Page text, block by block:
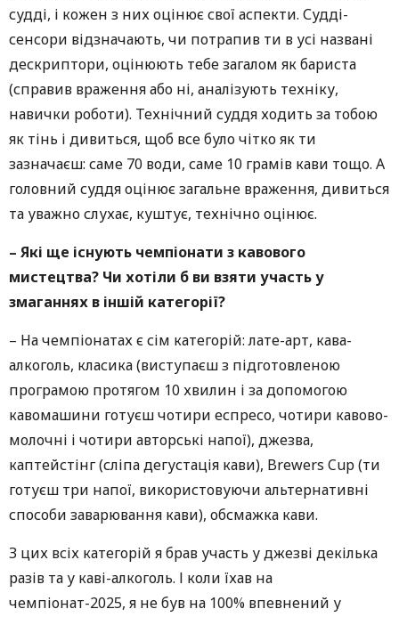
судді, і кожен з них оцінює свої аспекти. Судді-
сенсори відзначають, чи потрапив ти в усі названі
дескриптори, оцінюють тебе загалом як бариста
(справив враження або ні, аналізують техніку,
навички роботи). Технічний суддя ходить за тобою
як тінь і дивиться, щоб все було чітко як ти
зазначаєш: саме 70 води, саме 10 грамів кави тощо. А
головний суддя оцінює загальне враження, дивиться
та уважно слухає, куштує, технічно оцінює.
– Які ще існують чемпіонати з кавового
мистецтва? Чи хотіли б ви взяти участь у
змаганнях в іншій категорії?
– На чемпіонатах є сім категорій: лате-арт, кава-
алкоголь, класика (виступаєш з підготовленою
програмою протягом 10 хвилин і за допомогою
кавомашини готуєш чотири еспресо, чотири кавово-
молочні і чотири авторські напої), джезва,
каптейстінг (сліпа дегустація кави), Brewers Cup (ти
готуєш три напої, використовуючи альтернативні
способи заварювання кави), обсмажка кави.
З цих всіх категорій я брав участь у джезві декілька
разів та у каві-алкоголь. І коли їхав на
чемпіонат-2025, я не був на 100% впевнений у